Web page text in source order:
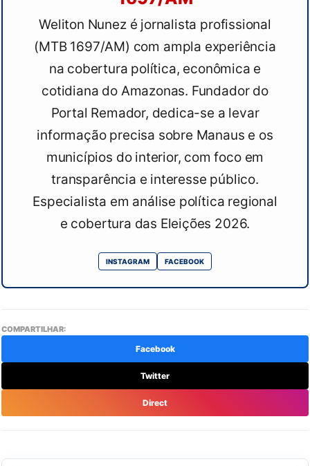
Weliton Nunez é jornalista profissional
(MTB 1697/AM) com ampla experiência
na cobertura política, econômica e
cotidiana do Amazonas. Fundador do
Portal Remador, dedica-se a levar
informação precisa sobre Manaus e os
municípios do interior, com foco em
transparência e interesse público.
Especialista em análise política regional
e cobertura das Eleições 2026.
INSTAGRAM FACEBOOK
COMPARTILHAR:
Facebook
Twitter
Direct